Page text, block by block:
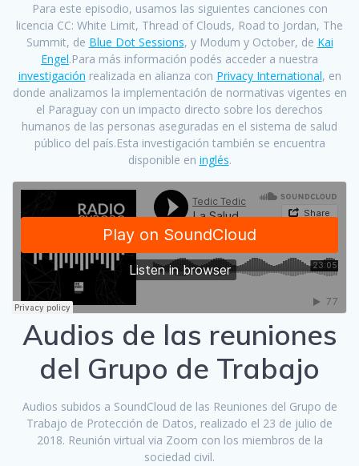
Para este episodio, usamos las siguientes canciones con
licencia CC: White Limit, Thread of Clouds, Road to Jordan, The
Summit, de Blue Dot Sessions, y Modum y October, de Kai
Engel.Para más información podés acceder a nuestra
investigación realizada en alianza con Privacy International, en
donde analizamos la implementación de normativas vigentes en
el Paraguay con un impacto directo sobre los derechos
humanos de las personas aseguradas en el sistema de salud
público del país.Esta investigación también se encuentra
disponible en inglés.
Audios de las reuniones
del Grupo de Trabajo
Audios subidos a SoundCloud de las Reuniones del Grupo de
Trabajo de Protección de Datos, realizado el 23 de julio de
2018. Reunión virtual via Zoom con los miembros de la
sociedad civil.